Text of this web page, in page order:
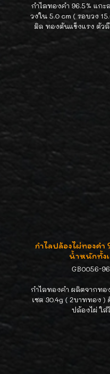
กำไลทองคำ 96.5% แก
วงใน 5.0 cm ( รอบวง
มิล ทองตันแข็งแรง ตัว
กำไลปล้องไผ่ทองคำ
น้ำหนักทั้ง
GB0056-
กำไลทองคำ ผลิตจากท
เซต 30.4g ( 2บาททอง )
ปล้องไผ่ ใ